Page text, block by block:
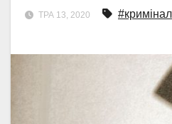
ТРА 13, 2020 #кримінал